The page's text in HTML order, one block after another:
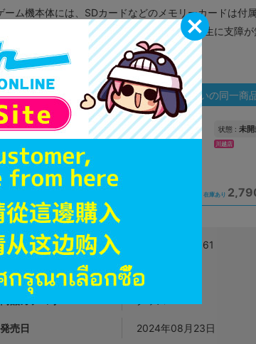
ーム機本体には、SDカードなどのメモリーカードは付
ディスク類の読み取り面のキズに関しまして再生に支障
につきましてはコチラ
状態違いの同一商
未開封
1,990
状態 : 未
川越店
在庫あり
JANコード 4550621147661
商品番号 L08167807
商品カテゴリ
発売日 2024年08月23日